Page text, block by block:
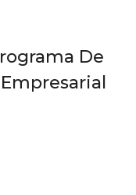
De